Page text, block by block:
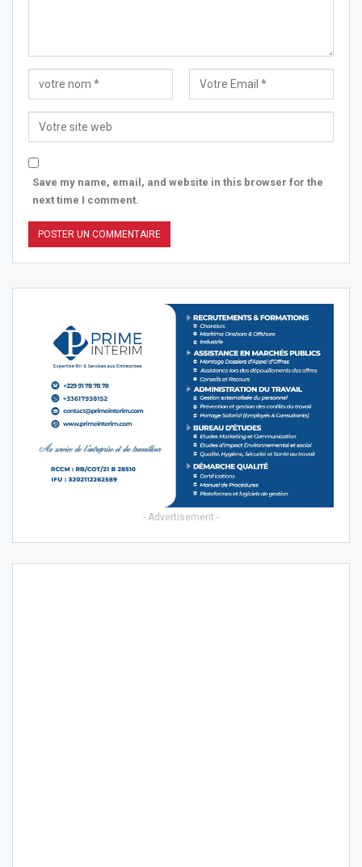
Save my name, email, and website in this browser for the
next time I comment.
- Advertisement -